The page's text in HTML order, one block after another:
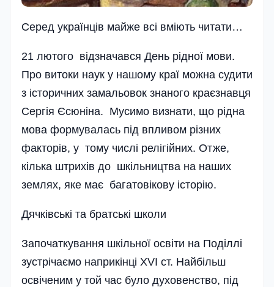
Серед українців майже всі вміють читати…
21 лютого відзначався День рідної мови.
Про витоки наук у нашому краї можна судити
з історичних замальовок знаного краєзнавця
Сергія Єсюніна. Мусимо визнати, що рідна
мова формувалась під впливом різних
факторів, у тому числі релігійних. Отже,
кілька штрихів до шкільництва на наших
землях, яке має багатовікову історію.
Дячківські та братські школи
Започаткування шкільної освіти на Поділлі
зустрічаємо наприкінці XVI ст. Найбільш
освіченим у той час було духовенство, під